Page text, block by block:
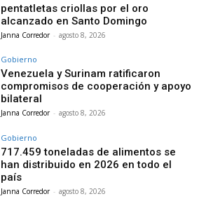
pentatletas criollas por el oro
alcanzado en Santo Domingo
Janna Corredor - agosto 8, 2026
Gobierno
Venezuela y Surinam ratificaron
compromisos de cooperación y apoyo
bilateral
Janna Corredor - agosto 8, 2026
Gobierno
717.459 toneladas de alimentos se
han distribuido en 2026 en todo el
país
Janna Corredor - agosto 8, 2026